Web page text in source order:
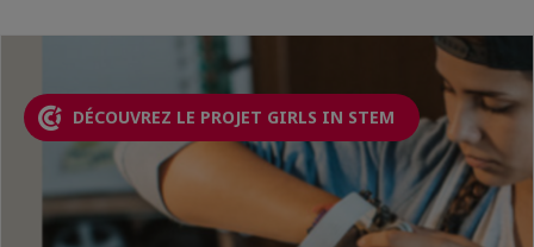
DÉCOUVREZ LE PROJET GIRLS IN STEM
DÉCOUVRIEZ LE PROJET DIGITAL HUB
LISEZ NOTRE COMMUNIQUÉ DE PRESSE
LIRE L'ARTICLE